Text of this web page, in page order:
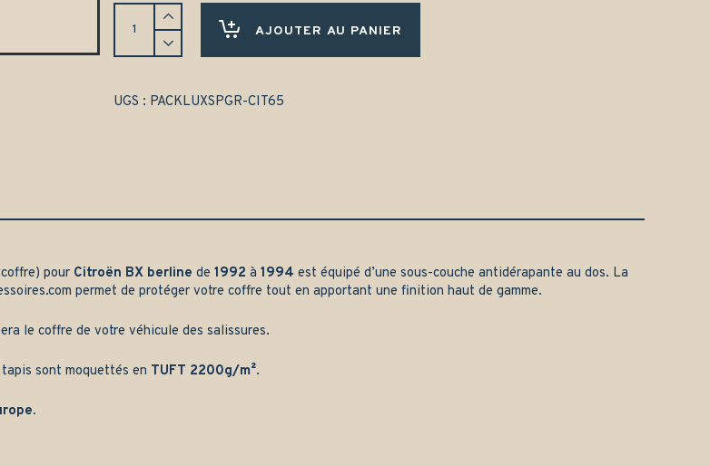
Jeu
BX
AJOUTER AU PANIER
UGS : PACKLUXSPGR-CIT65
pour Citroën BX berline de 1992 à 1994 est équipé d’une sous-couche antidérapante au dos. La
permet de protéger votre coffre tout en apportant une finition haut de gamme.
le coffre de votre véhicule des salissures.
sont moquettés en TUFT 2200g/m².